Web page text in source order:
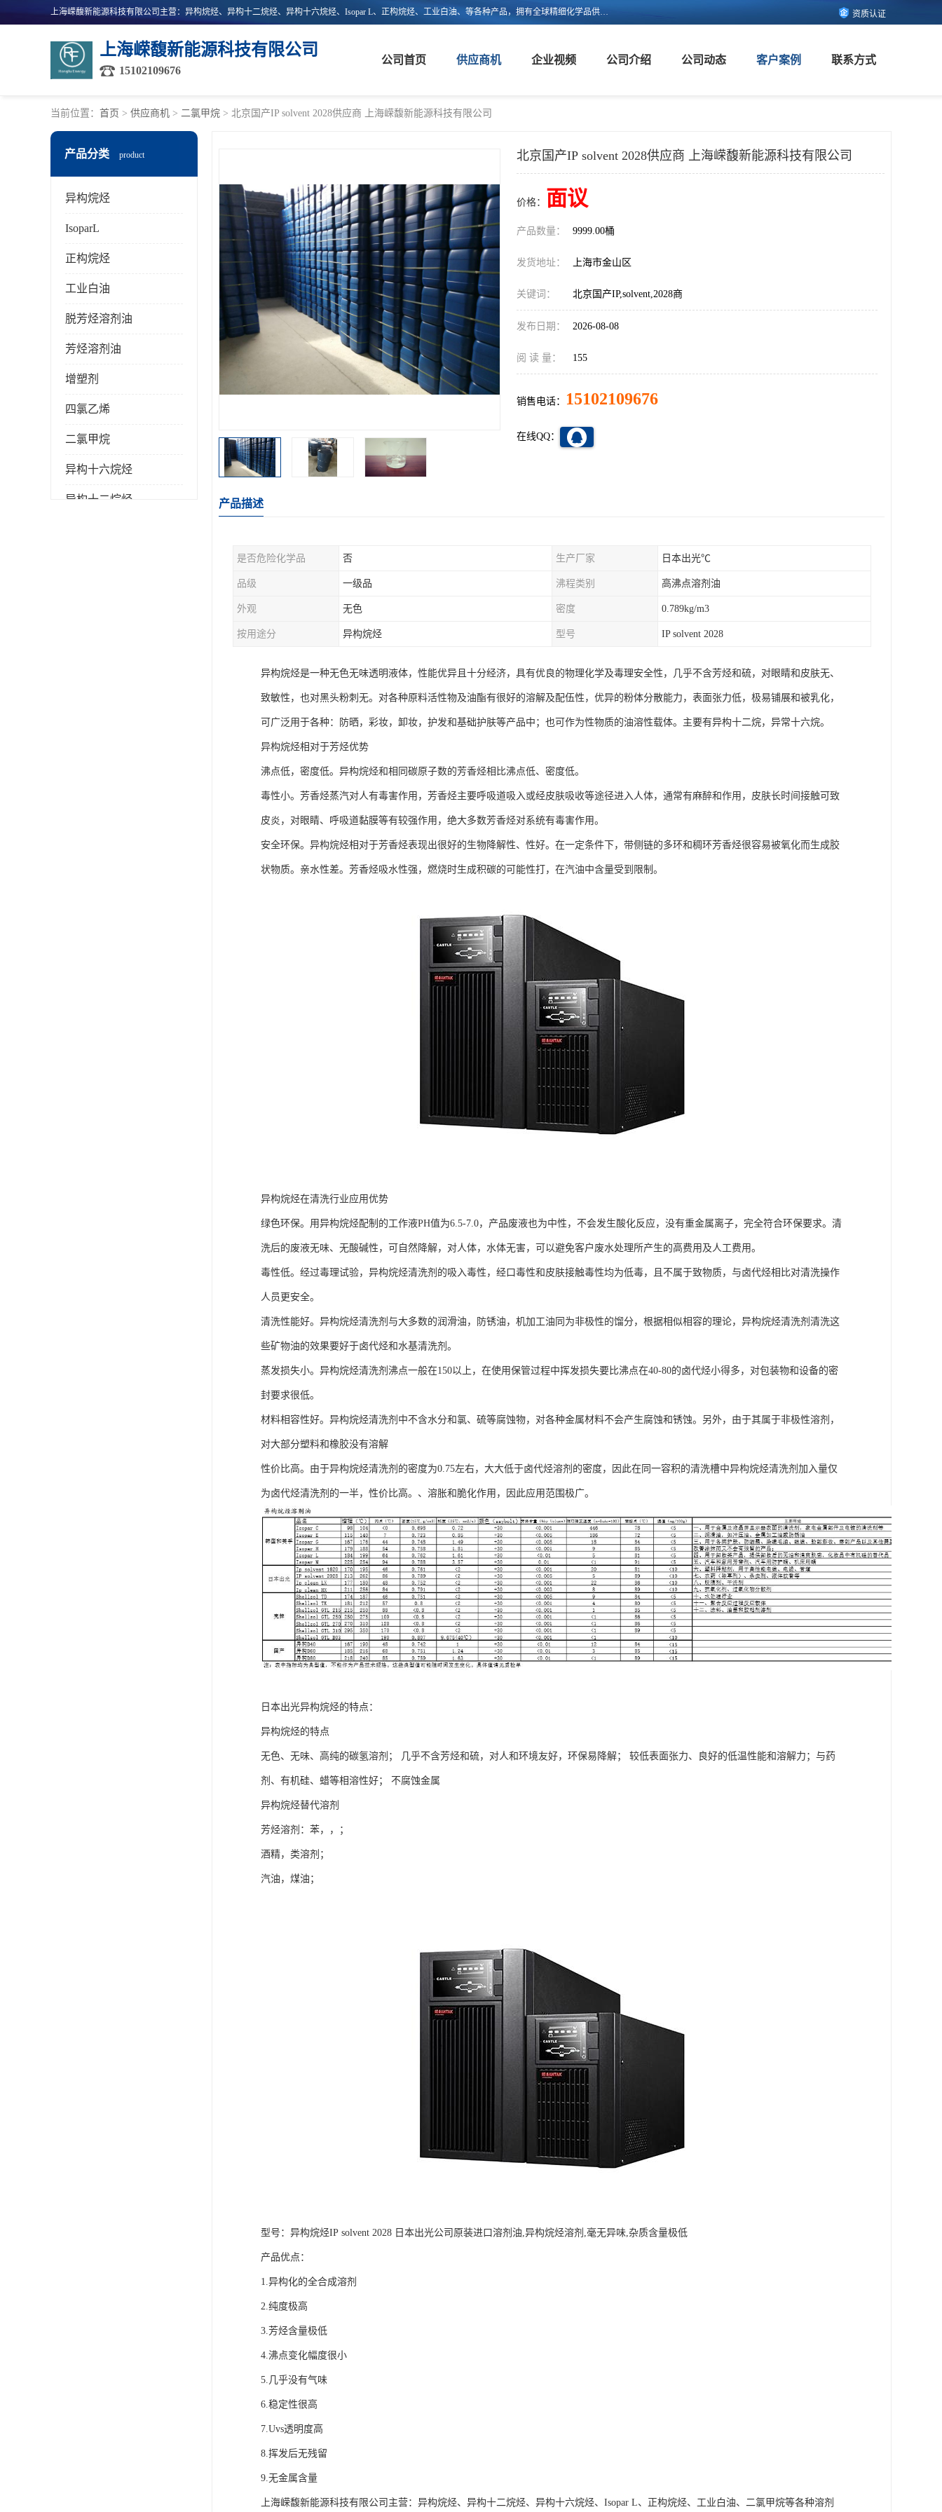
上海嵘馥新能源科技有限公司主营：异构烷烃、异构十二烷烃、异构十六烷烃、Isopar L、正构烷烃、工业白油、等各种产品，拥有全球精细化学品供应链的整合和服务能力，不仅提供自主研发的特种溶剂化学品，还集成了来自欧美、日韩的优质溶剂资源，为市场提供世界级优质溶剂。欢迎广大客户来电咨询！ 资质认证
上海嵘馥新能源科技有限公司
15102109676
公司首页 供应商机 企业视频 公司介绍 公司动态 客户案例 联系方式
当前位置： 首页 > 供应商机 > 二氯甲烷 > 北京国产IP solvent 2028供应商 上海嵘馥新能源科技有限公司
产品分类 product
异构烷烃
IsoparL
正构烷烃
工业白油
脱芳烃溶剂油
芳烃溶剂油
增塑剂
四氯乙烯
二氯甲烷
异构十六烷烃
异构十二烷烃
北京国产IP solvent 2028供应商 上海嵘馥新能源科技有限公司
价格： 面议
产品数量： 9999.00桶
发货地址： 上海市金山区
关键词： 北京国产IP,solvent,2028商
发布日期： 2026-08-08
阅 读 量： 155
销售电话： 15102109676
在线QQ：
产品描述
是否危险化学品 否 生产厂家 日本出光℃
品级 一级品 沸程类别 高沸点溶剂油
外观 无色 密度 0.789kg/m3
按用途分 异构烷烃 型号 IP solvent 2028
异构烷烃是一种无色无味透明液体，性能优异且十分经济，具有优良的物理化学及毒理安全性，几乎不含芳烃和硫，对眼睛和皮肤无、
致敏性，也对黑头粉刺无。对各种原料活性物及油酯有很好的溶解及配伍性，优异的粉体分散能力，表面张力低，极易铺展和被乳化，
可广泛用于各种：防晒，彩妆，卸妆，护发和基础护肤等产品中；也可作为性物质的油溶性载体。主要有异构十二烷，异常十六烷。
异构烷烃相对于芳烃优势
沸点低，密度低。异构烷烃和相同碳原子数的芳香烃相比沸点低、密度低。
毒性小。芳香烃蒸汽对人有毒害作用，芳香烃主要呼吸道吸入或经皮肤吸收等途径进入人体，通常有麻醉和作用，皮肤长时间接触可致
皮炎，对眼睛、呼吸道黏膜等有较强作用，绝大多数芳香烃对系统有毒害作用。
安全环保。异构烷烃相对于芳香烃表现出很好的生物降解性、性好。在一定条件下，带侧链的多环和稠环芳香烃很容易被氧化而生成胶
状物质。亲水性差。芳香烃吸水性强，燃烧时生成积碳的可能性打，在汽油中含量受到限制。
异构烷烃在清洗行业应用优势
绿色环保。用异构烷烃配制的工作液PH值为6.5-7.0，产品废液也为中性，不会发生酸化反应，没有重金属离子，完全符合环保要求。清
洗后的废液无味、无酸碱性，可自然降解，对人体，水体无害，可以避免客户废水处理所产生的高费用及人工费用。
毒性低。经过毒理试验，异构烷烃清洗剂的吸入毒性，经口毒性和皮肤接触毒性均为低毒，且不属于致物质，与卤代烃相比对清洗操作
人员更安全。
清洗性能好。异构烷烃清洗剂与大多数的润滑油，防锈油，机加工油同为非极性的馏分，根据相似相容的理论，异构烷烃清洗剂清洗这
些矿物油的效果要好于卤代烃和水基清洗剂。
蒸发损失小。异构烷烃清洗剂沸点一般在150以上，在使用保管过程中挥发损失要比沸点在40-80的卤代烃小得多，对包装物和设备的密
封要求很低。
材料相容性好。异构烷烃清洗剂中不含水分和氯、硫等腐蚀物，对各种金属材料不会产生腐蚀和锈蚀。另外，由于其属于非极性溶剂，
对大部分塑料和橡胶没有溶解
性价比高。由于异构烷烃清洗剂的密度为0.75左右，大大低于卤代烃溶剂的密度，因此在同一容积的清洗槽中异构烷烃清洗剂加入量仅
为卤代烃清洗剂的一半，性价比高。、溶胀和脆化作用，因此应用范围极广。
日本出光异构烷烃的特点：
异构烷烃的特点
无色、无味、高纯的碳氢溶剂； 几乎不含芳烃和硫，对人和环境友好，环保易降解； 较低表面张力、良好的低温性能和溶解力；与药
剂、有机硅、蜡等相溶性好； 不腐蚀金属
异构烷烃替代溶剂
芳烃溶剂：苯，，；
酒精，类溶剂；
汽油，煤油；
型号：异构烷烃IP solvent 2028 日本出光公司原装进口溶剂油,异构烷烃溶剂,毫无异味,杂质含量极低
产品优点：
1.异构化的全合成溶剂
2.纯度极高
3.芳烃含量极低
4.沸点变化幅度很小
5.几乎没有气味
6.稳定性很高
7.Uvs透明度高
8.挥发后无残留
9.无金属含量
上海嵘馥新能源科技有限公司主营：异构烷烃、异构十二烷烃、异构十六烷烃、Isopar L、正构烷烃、工业白油、二氯甲烷等各种溶剂